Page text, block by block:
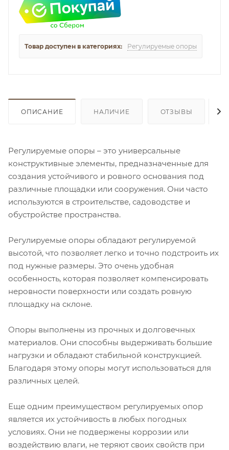
Товар доступен в категориях: Регулируемые опоры
ОПИСАНИЕ НАЛИЧИЕ ОТЗЫВЫ
Регулируемые опоры – это универсальные
конструктивные элементы, предназначенные для
создания устойчивого и ровного основания под
различные площадки или сооружения. Они часто
используются в строительстве, садоводстве и
обустройстве пространства.
Регулируемые опоры обладают регулируемой
высотой, что позволяет легко и точно подстроить их
под нужные размеры. Это очень удобная
особенность, которая позволяет компенсировать
неровности поверхности или создать ровную
площадку на склоне.
Опоры выполнены из прочных и долговечных
материалов. Они способны выдерживать большие
нагрузки и обладают стабильной конструкцией.
Благодаря этому опоры могут использоваться для
различных целей.
Еще одним преимуществом регулируемых опор
является их устойчивость в любых погодных
условиях. Они не подвержены коррозии или
воздействию влаги, не теряют своих свойств при